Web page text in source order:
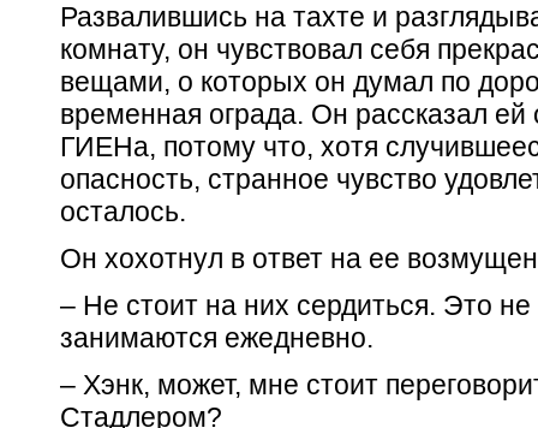
Развалившись на тахте и
комнату, он чувствовал себя
вещами, о которых он думал по
временная ограда. Он рассказал ей
ГИЕНа, потому что, хотя
опасность, странное чувство
осталось.
Он хохотнул в ответ на ее
– Не стоит на них сердиться. Это
занимаются ежедневно.
– Хэнк, может, мне стоит
Стадлером?